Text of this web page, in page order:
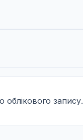
облікового запису.